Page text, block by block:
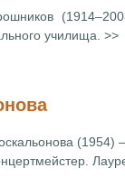
училища. >>
(1954)